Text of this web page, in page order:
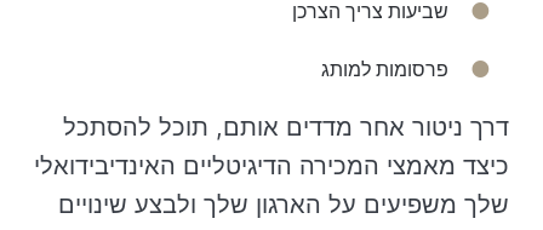
שביעות צריך הצרכן
פרסומות למותג
דרך ניטור אחר מדדים אותם, תוכל להסתכל
כיצד מאמצי המכירה הדיגיטליים האינדיבידואלי
שלך משפיעים על הארגון שלך ולבצע שינויים